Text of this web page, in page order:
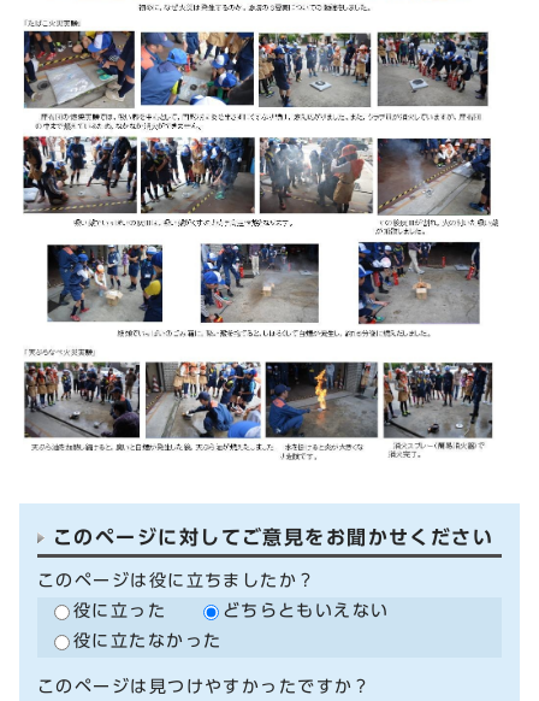
このページに対してご意見をお聞かせください
このページは役に立ちましたか？
役に立った
どちらともいえない
役に立たなかった
このページは見つけやすかったですか？